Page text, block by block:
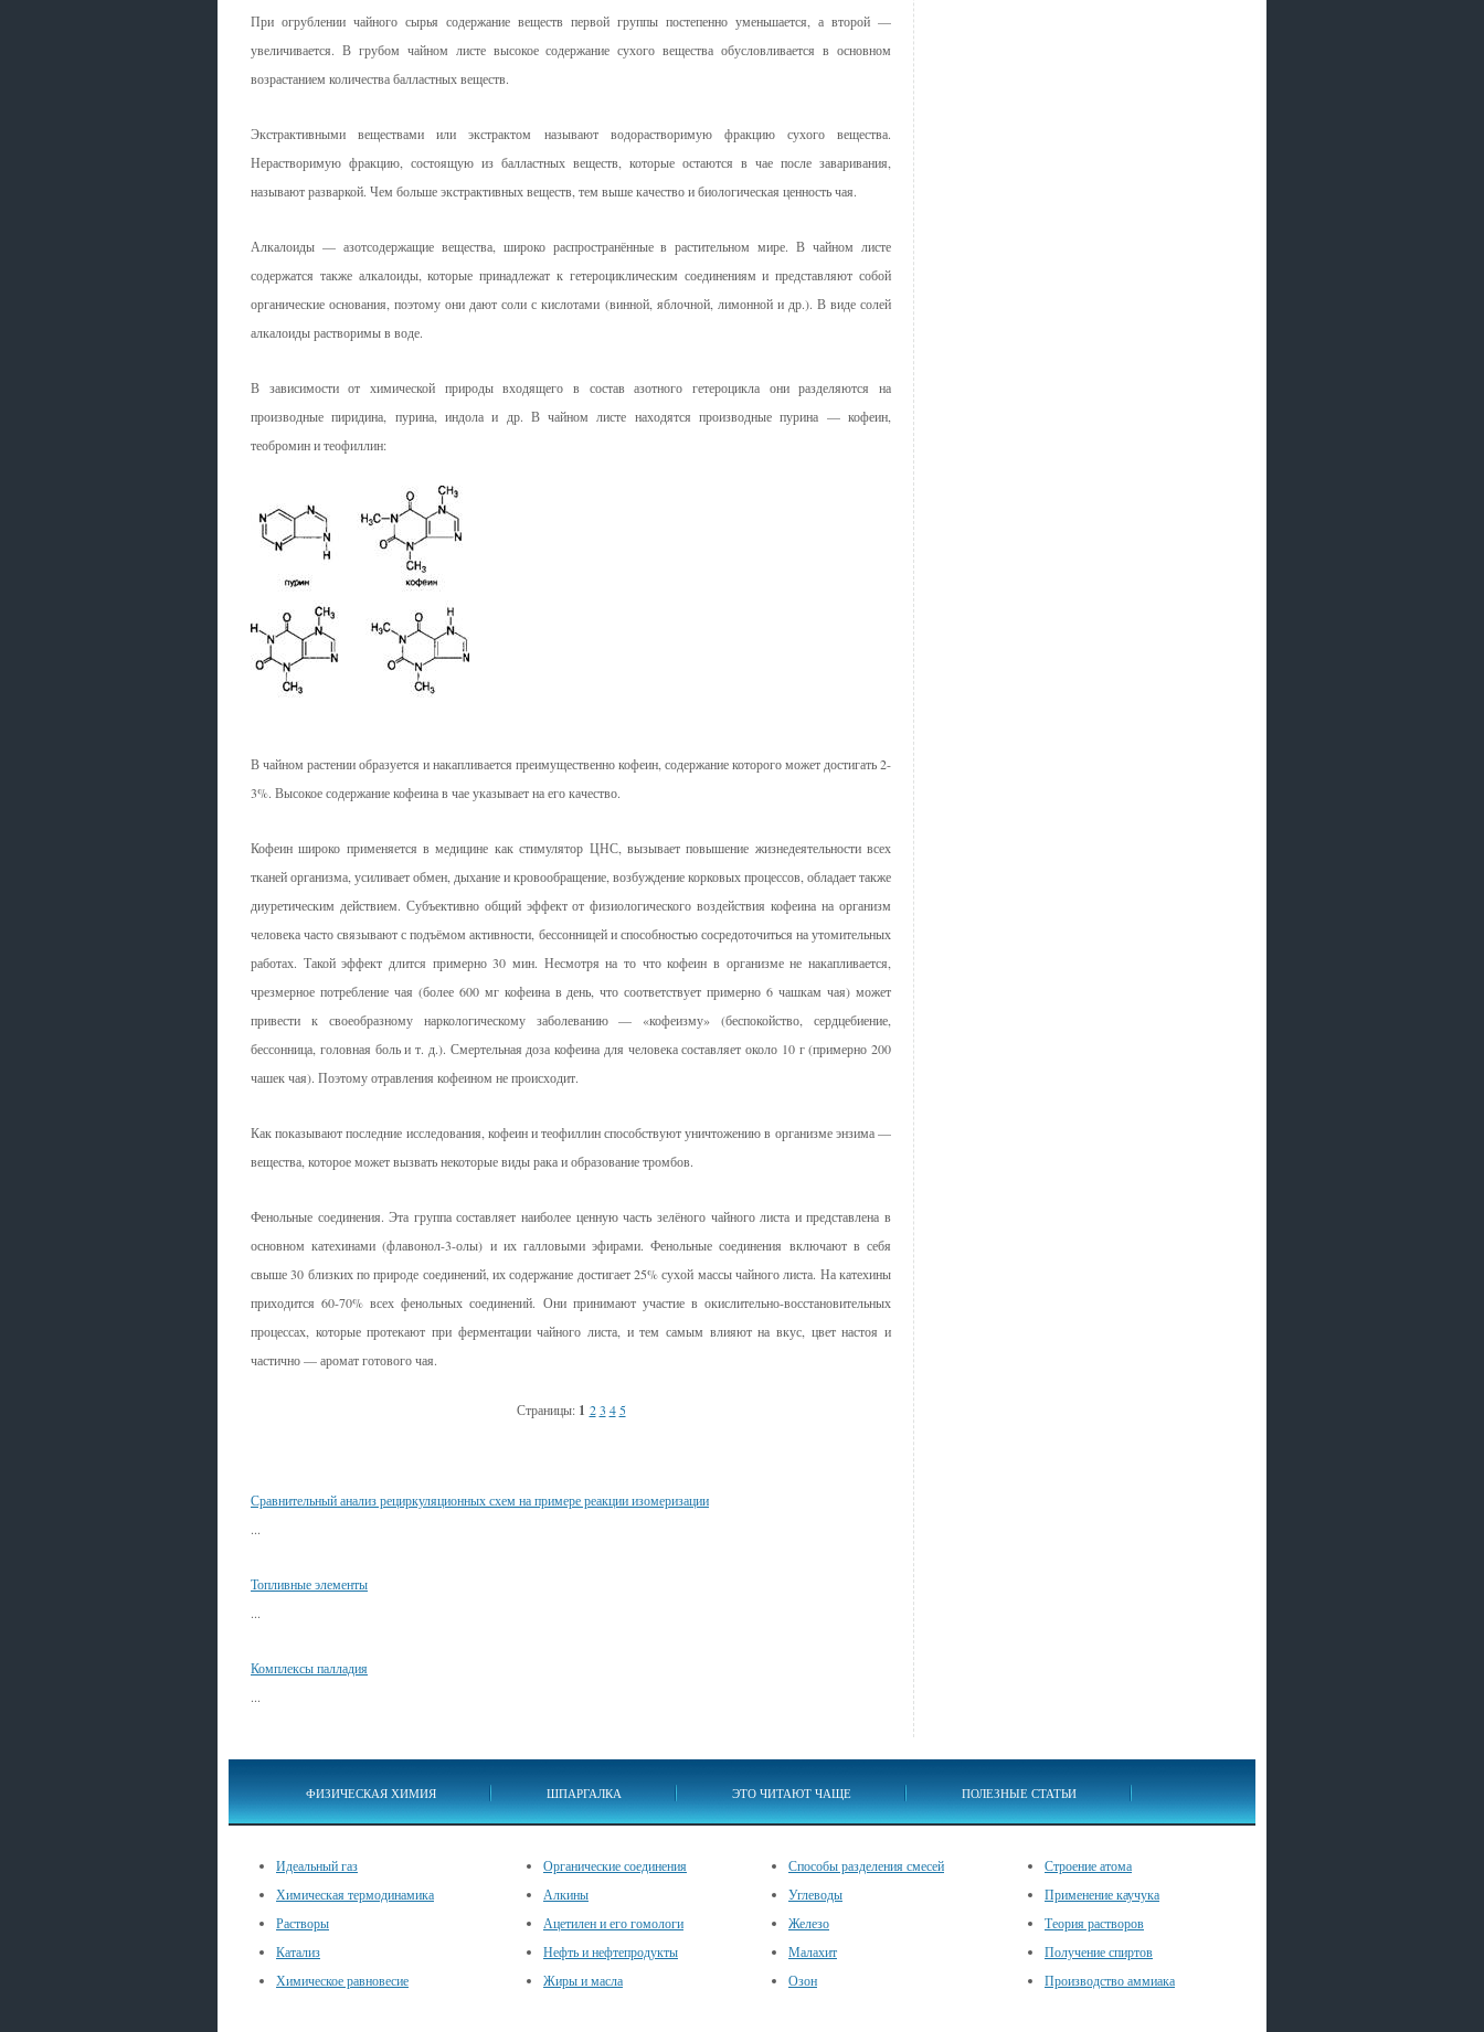
При огрублении чайного сырья содержание веществ первой группы постепенно уменьшается, а второй —
увеличивается. В грубом чайном листе высокое содержание сухого вещества обусловливается в основном
возрастанием количества балластных веществ.
Экстрактивными веществами или экстрактом называют водорастворимую фракцию сухого вещества.
Нерастворимую фракцию, состоящую из балластных веществ, которые остаются в чае после заваривания,
называют разваркой. Чем больше экстрактивных веществ, тем выше качество и биологическая ценность чая.
Алкалоиды — азотсодержащие вещества, широко распространённые в растительном мире. В чайном листе
содержатся также алкалоиды, которые принадлежат к гетероциклическим соединениям и представляют собой
органические основания, поэтому они дают соли с кислотами (винной, яблочной, лимонной и др.). В виде солей
алкалоиды растворимы в воде.
В зависимости от химической природы входящего в состав азотного гетероцикла они разделяются на
производные пиридина, пурина, индола и др. В чайном листе находятся производные пурина — кофеин,
теобромин и теофиллин:
В чайном растении образуется и накапливается преимущественно кофеин, содержание которого может достигать 2-
3%. Высокое содержание кофеина в чае указывает на его качество.
Кофеин широко применяется в медицине как стимулятор ЦНС, вызывает повышение жизнедеятельности всех
тканей организма, усиливает обмен, дыхание и кровообращение, возбуждение корковых процессов, обладает также
диуретическим действием. Субъективно общий эффект от физиологического воздействия кофеина на организм
человека часто связывают с подъёмом активности, бессонницей и способностью сосредоточиться на утомительных
работах. Такой эффект длится примерно 30 мин. Несмотря на то что кофеин в организме не накапливается,
чрезмерное потребление чая (более 600 мг кофеина в день, что соответствует примерно 6 чашкам чая) может
привести к своеобразному наркологическому заболеванию — «кофеизму» (беспокойство, сердцебиение,
бессонница, головная боль и т. д.). Смертельная доза кофеина для человека составляет около 10 г (примерно 200
чашек чая). Поэтому отравления кофеином не происходит.
Как показывают последние исследования, кофеин и теофиллин способствуют уничтожению в организме энзима —
вещества, которое может вызвать некоторые виды рака и образование тромбов.
Фенольные соединения. Эта группа составляет наиболее ценную часть зелёного чайного листа и представлена в
основном катехинами (флавонол-3-олы) и их галловыми эфирами. Фенольные соединения включают в себя
свыше 30 близких по природе соединений, их содержание достигает 25% сухой массы чайного листа. На катехины
приходится 60-70% всех фенольных соединений. Они принимают участие в окислительно-восстановительных
процессах, которые протекают при ферментации чайного листа, и тем самым влияют на вкус, цвет настоя и
частично — аромат готового чая.
Страницы: 1 2 3 4 5
Сравнительный анализ рециркуляционных схем на примере реакции изомеризации
...
Топливные элементы
...
Комплексы палладия
...
ФИЗИЧЕСКАЯ ХИМИЯ ШПАРГАЛКА ЭТО ЧИТАЮТ ЧАЩЕ ПОЛЕЗНЫЕ СТАТЬИ
Идеальный газ
Химическая термодинамика
Растворы
Катализ
Химическое равновесие
Органические соединения
Алкины
Ацетилен и его гомологи
Нефть и нефтепродукты
Жиры и масла
Способы разделения смесей
Углеводы
Железо
Малахит
Озон
Строение атома
Применение каучука
Теория растворов
Получение спиртов
Производство аммиака